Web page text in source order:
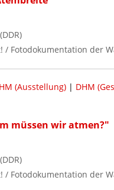
/ Fotodokumentation der
(Ausstellung)| DHM
müssen wir atmen?"
/ Fotodokumentation der